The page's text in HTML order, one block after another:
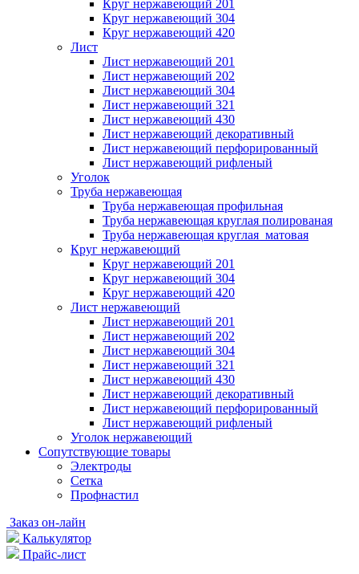
Круг нержавеющий 201
Круг нержавеющий 304
Круг нержавеющий 420
Лист
Лист нержавеющий 201
Лист нержавеющий 202
Лист нержавеющий 304
Лист нержавеющий 321
Лист нержавеющий 430
Лист нержавеющий декоративный
Лист нержавеющий перфорированный
Лист нержавеющий рифленый
Уголок
Труба нержавеющая
Труба нержавеющая профильная
Труба нержавеющая круглая полированая
Труба нержавеющая круглая матовая
Круг нержавеющий
Круг нержавеющий 201
Круг нержавеющий 304
Круг нержавеющий 420
Лист нержавеющий
Лист нержавеющий 201
Лист нержавеющий 202
Лист нержавеющий 304
Лист нержавеющий 321
Лист нержавеющий 430
Лист нержавеющий декоративный
Лист нержавеющий перфорированный
Лист нержавеющий рифленый
Уголок нержавеющий
Cопутствующие товары
Электроды
Сетка
Профнастил
Заказ он-лайн
Калькулятор
Прайс-лист